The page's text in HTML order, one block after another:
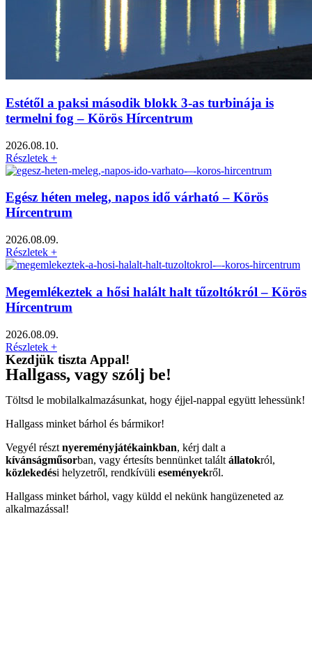
Estétől a paksi második blokk 3-as turbinája is
termelni fog – Körös Hírcentrum
2026.08.10.
Részletek +
Egész héten meleg, napos idő várható – Körös
Hírcentrum
2026.08.09.
Részletek +
Megemlékeztek a hősi halált halt tűzoltókról – Körös
Hírcentrum
2026.08.09.
Részletek +
Kezdjük tiszta Appal!
Hallgass, vagy szólj be!
Töltsd le mobilalkalmazásunkat, hogy éjjel-nappal együtt lehessünk!
Hallgass minket bárhol és bármikor!
Vegyél részt nyereményjátékainkban, kérj dalt a
kívánságműsorban, vagy értesíts bennünket talált állatokról,
közlekedési helyzetről, rendkívüli eseményekről.
Hallgass minket bárhol, vagy küldd el nekünk hangüzeneted az
alkalmazással!